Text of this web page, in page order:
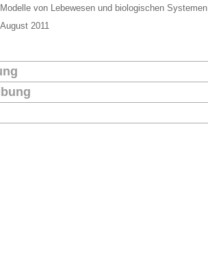
Modelle von Lebewesen und biologischen Systemen
August 2011